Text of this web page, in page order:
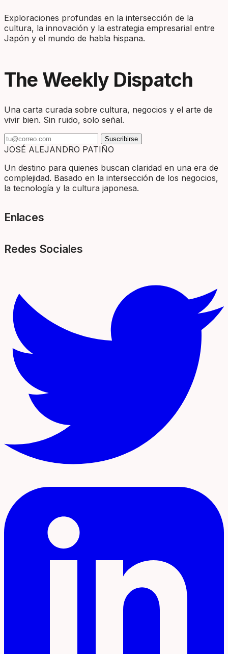
Exploraciones profundas en la intersección de la
cultura, la innovación y la estrategia empresarial entre
Japón y el mundo de habla hispana.
The Weekly Dispatch
Una carta curada sobre cultura, negocios y el arte de
vivir bien. Sin ruido, solo señal.
Suscribirse
JOSÉ ALEJANDRO PATIÑO
Un destino para quienes buscan claridad en una era de
complejidad. Basado en la intersección de los negocios,
la tecnología y la cultura japonesa.
Enlaces
Redes Sociales